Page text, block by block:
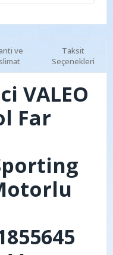
ve
Taksit
Seçenekleri
VALEO
Far